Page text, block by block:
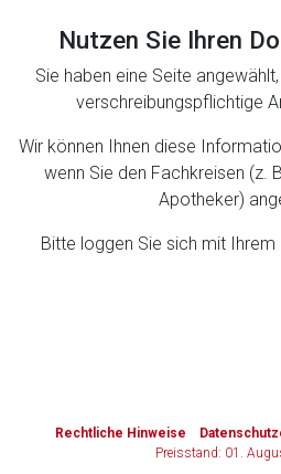
Nutzen Sie Ihren
Sie haben eine Seite
verschreibungspflichtige
Wir können Ihnen diese
wenn Sie den Fachkreisen (z.
Apotheker)
Bitte loggen Sie sich mit Ihrem
Rechtliche Hinweise
Preisstand: 01.
Zurück zur